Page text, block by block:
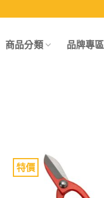
商品分類 品牌專區
特價